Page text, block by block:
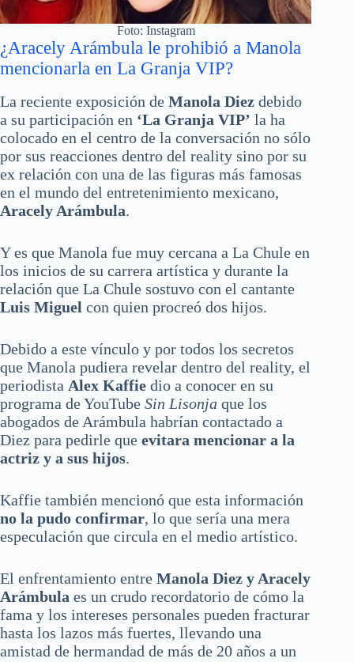
Foto: Instagram
¿Aracely Arámbula le prohibió a Manola
mencionarla en La Granja VIP?
La reciente exposición de Manola Diez debido
a su participación en ‘La Granja VIP’ la ha
colocado en el centro de la conversación no sólo
por sus reacciones dentro del reality sino por su
ex relación con una de las figuras más famosas
en el mundo del entretenimiento mexicano,
Aracely Arámbula.
Y es que Manola fue muy cercana a La Chule en
los inicios de su carrera artística y durante la
relación que La Chule sostuvo con el cantante
Luis Miguel con quien procreó dos hijos.
Debido a este vínculo y por todos los secretos
que Manola pudiera revelar dentro del reality, el
periodista Alex Kaffie dio a conocer en su
programa de YouTube Sin Lisonja que los
abogados de Arámbula habrían contactado a
Diez para pedirle que evitara mencionar a la
actriz y a sus hijos.
Kaffie también mencionó que esta información
no la pudo confirmar, lo que sería una mera
especulación que circula en el medio artístico.
El enfrentamiento entre Manola Diez y Aracely
Arámbula es un crudo recordatorio de cómo la
fama y los intereses personales pueden fracturar
hasta los lazos más fuertes, llevando una
amistad de hermandad de más de 20 años a un